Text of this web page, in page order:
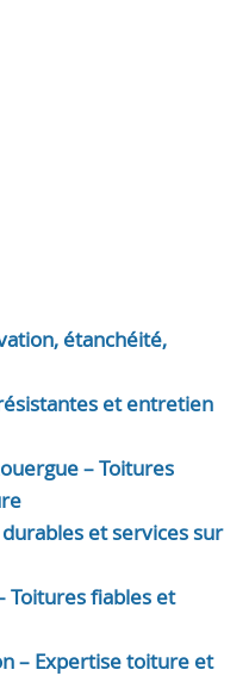
étanchéité,
et entretien
– Toitures
et services sur
Toitures fiables et
– Expertise toiture et